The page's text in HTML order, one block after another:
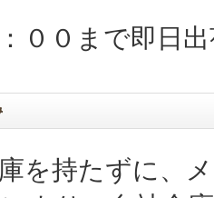
００まで即日
を持たずに、